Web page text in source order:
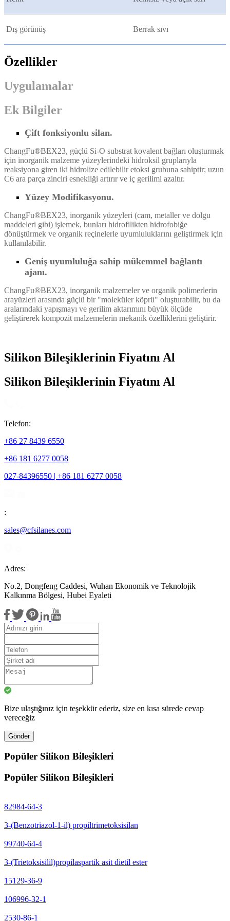
Dış görünüş Berrak sıvı
Özellikler
Uygulamalar
Ek Bilgiler
Çift fonksiyonlu silan.
ChangFu®BEX23, güçlü Si-O substrat kovalent bağları oluşturmak
için inorganik malzeme yüzeylerindeki hidroksil gruplarıyla
reaksiyona giren iki hidrolize edilebilir etoksi grubuna sahiptir; uzun
C6 ara parça zinciri esnekliği artırır ve iç gerilimi azaltır.
Yüzey Modifikasyonu.
ChangFu®BEX23, inorganik yüzeyleri (cam, metaller ve dolgu
maddeleri gibi) işlemek, bunları hidrofilikten hidrofobiğe
dönüştürmek ve organik reçinelerle uyumluluklarını geliştirmek için
kullanılabilir.
Geniş uyumluluğa sahip mükemmel bağlantı
ajanı.
ChangFu®BEX23, inorganik malzemeler ve organik polimerlerin
arayüzleri arasında güçlü bir "moleküler köprü" oluşturabilir, bu da
aralarındaki yapışmayı ve gerilim aktarımını büyük ölçüde
geliştirerek kompozit malzemelerin mekanik özelliklerini geliştirir.
Silikon Bileşiklerinin Fiyatını Al
Silikon Bileşiklerinin Fiyatını Al
Telefon:
+86 27 8439 6550
+86 181 6277 0058
027-84396550 | +86 181 6277 0058
:
sales@cfsilanes.com
Adres:
No.2, Dongfeng Caddesi, Wuhan Ekonomik ve Teknolojik
Kalkınma Bölgesi, Hubei Eyaleti
Bize ulaştığınız için teşekkür ederiz, size en kısa sürede cevap
vereceğiz
Gönder
Popüler Silikon Bileşikleri
Popüler Silikon Bileşikleri
82984-64-3
3-(Benzotriazol-1-il) propiltrimetoksisilan
99740-64-4
3-(Trietoksisilil)propilaspartik asit dietil ester
15129-36-9
106996-32-1
2530-86-1